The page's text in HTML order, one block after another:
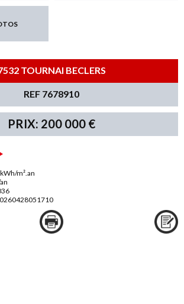
TOURNAI BECLERS
REF 7678910
PRIX: 200 000 €
m².an